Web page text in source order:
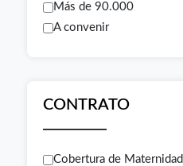
Más de 90.000
A convenir
CONTRATO
Cobertura de Maternidad